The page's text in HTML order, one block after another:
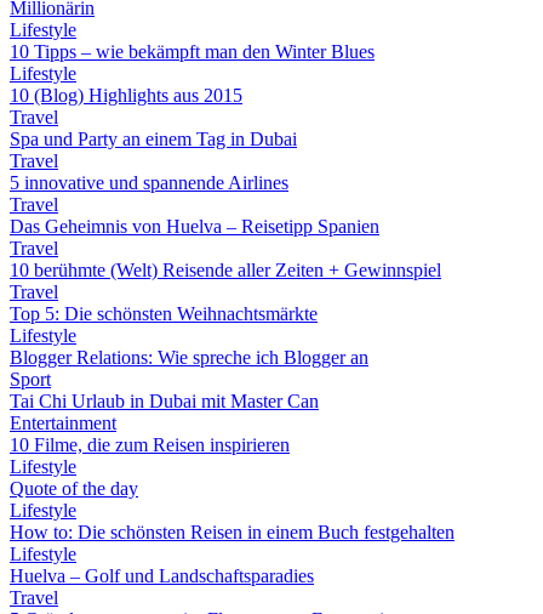
Millionärin
Lifestyle
10 Tipps – wie bekämpft man den Winter Blues
Lifestyle
10 (Blog) Highlights aus 2015
Travel
Spa und Party an einem Tag in Dubai
Travel
5 innovative und spannende Airlines
Travel
Das Geheimnis von Huelva – Reisetipp Spanien
Travel
10 berühmte (Welt) Reisende aller Zeiten + Gewinnspiel
Travel
Top 5: Die schönsten Weihnachtsmärkte
Lifestyle
Blogger Relations: Wie spreche ich Blogger an
Sport
Tai Chi Urlaub in Dubai mit Master Can
Entertainment
10 Filme, die zum Reisen inspirieren
Lifestyle
Quote of the day
Lifestyle
How to: Die schönsten Reisen in einem Buch festgehalten
Lifestyle
Huelva – Golf und Landschaftsparadies
Travel